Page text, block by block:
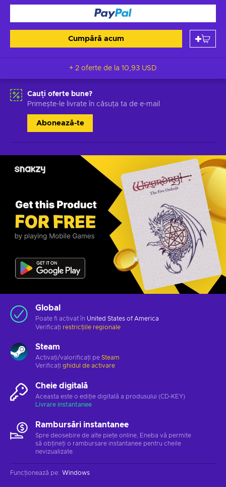
Cumpără acum
+ 2 oferte de la 10,93 USD
Cauți oferte bune?
Primește-le livrate în căsuța ta de e-mail
Abonează-te
Global
Poate fi activat în United States of America
Verificați restricțiile regionale
Steam
Activați/valorificați pe Steam
Verificați ghidul de activare
Cheie digitală
Aceasta este o ediție digitală a produsului (CD-KEY)
Livrare instantanee
Rambursări instantanee
Spre deosebire de alte piețe online, Eneba vă permite
să obțineți o rambursare instantanee pentru cheile
nevizualizate.
Funcționează pe: Windows